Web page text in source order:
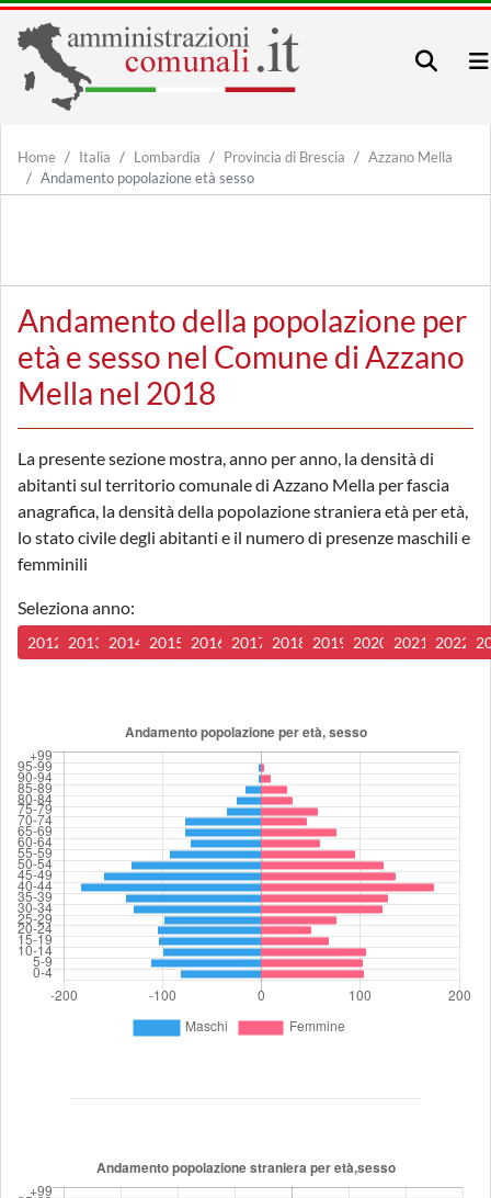
Home Italia Lombardia Provincia di Brescia
Azzano Mella
Andamento popolazione età sesso
Andamento della popolazione per
età e sesso nel Comune di Azzano
Mella nel 2018
La presente sezione mostra, anno per anno, la densità di
abitanti sul territorio comunale di Azzano Mella per fascia
anagrafica, la densità della popolazione straniera età per età,
lo stato civile degli abitanti e il numero di presenze maschili e
femminili
Seleziona anno:
2012 2013 2014 2015 2016 2017 2018 2019 2020 2021 2022